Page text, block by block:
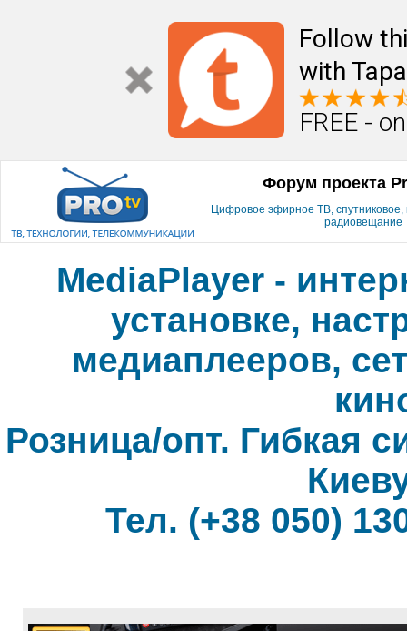
Follow
with
FREE -
Форум проекта
Цифровое эфирное ТВ, спутниковое,
радиовещание
MediaPlayer -
установке,
медиаплееров,
Розница/опт. Гибкая
Тел. (+38 050)